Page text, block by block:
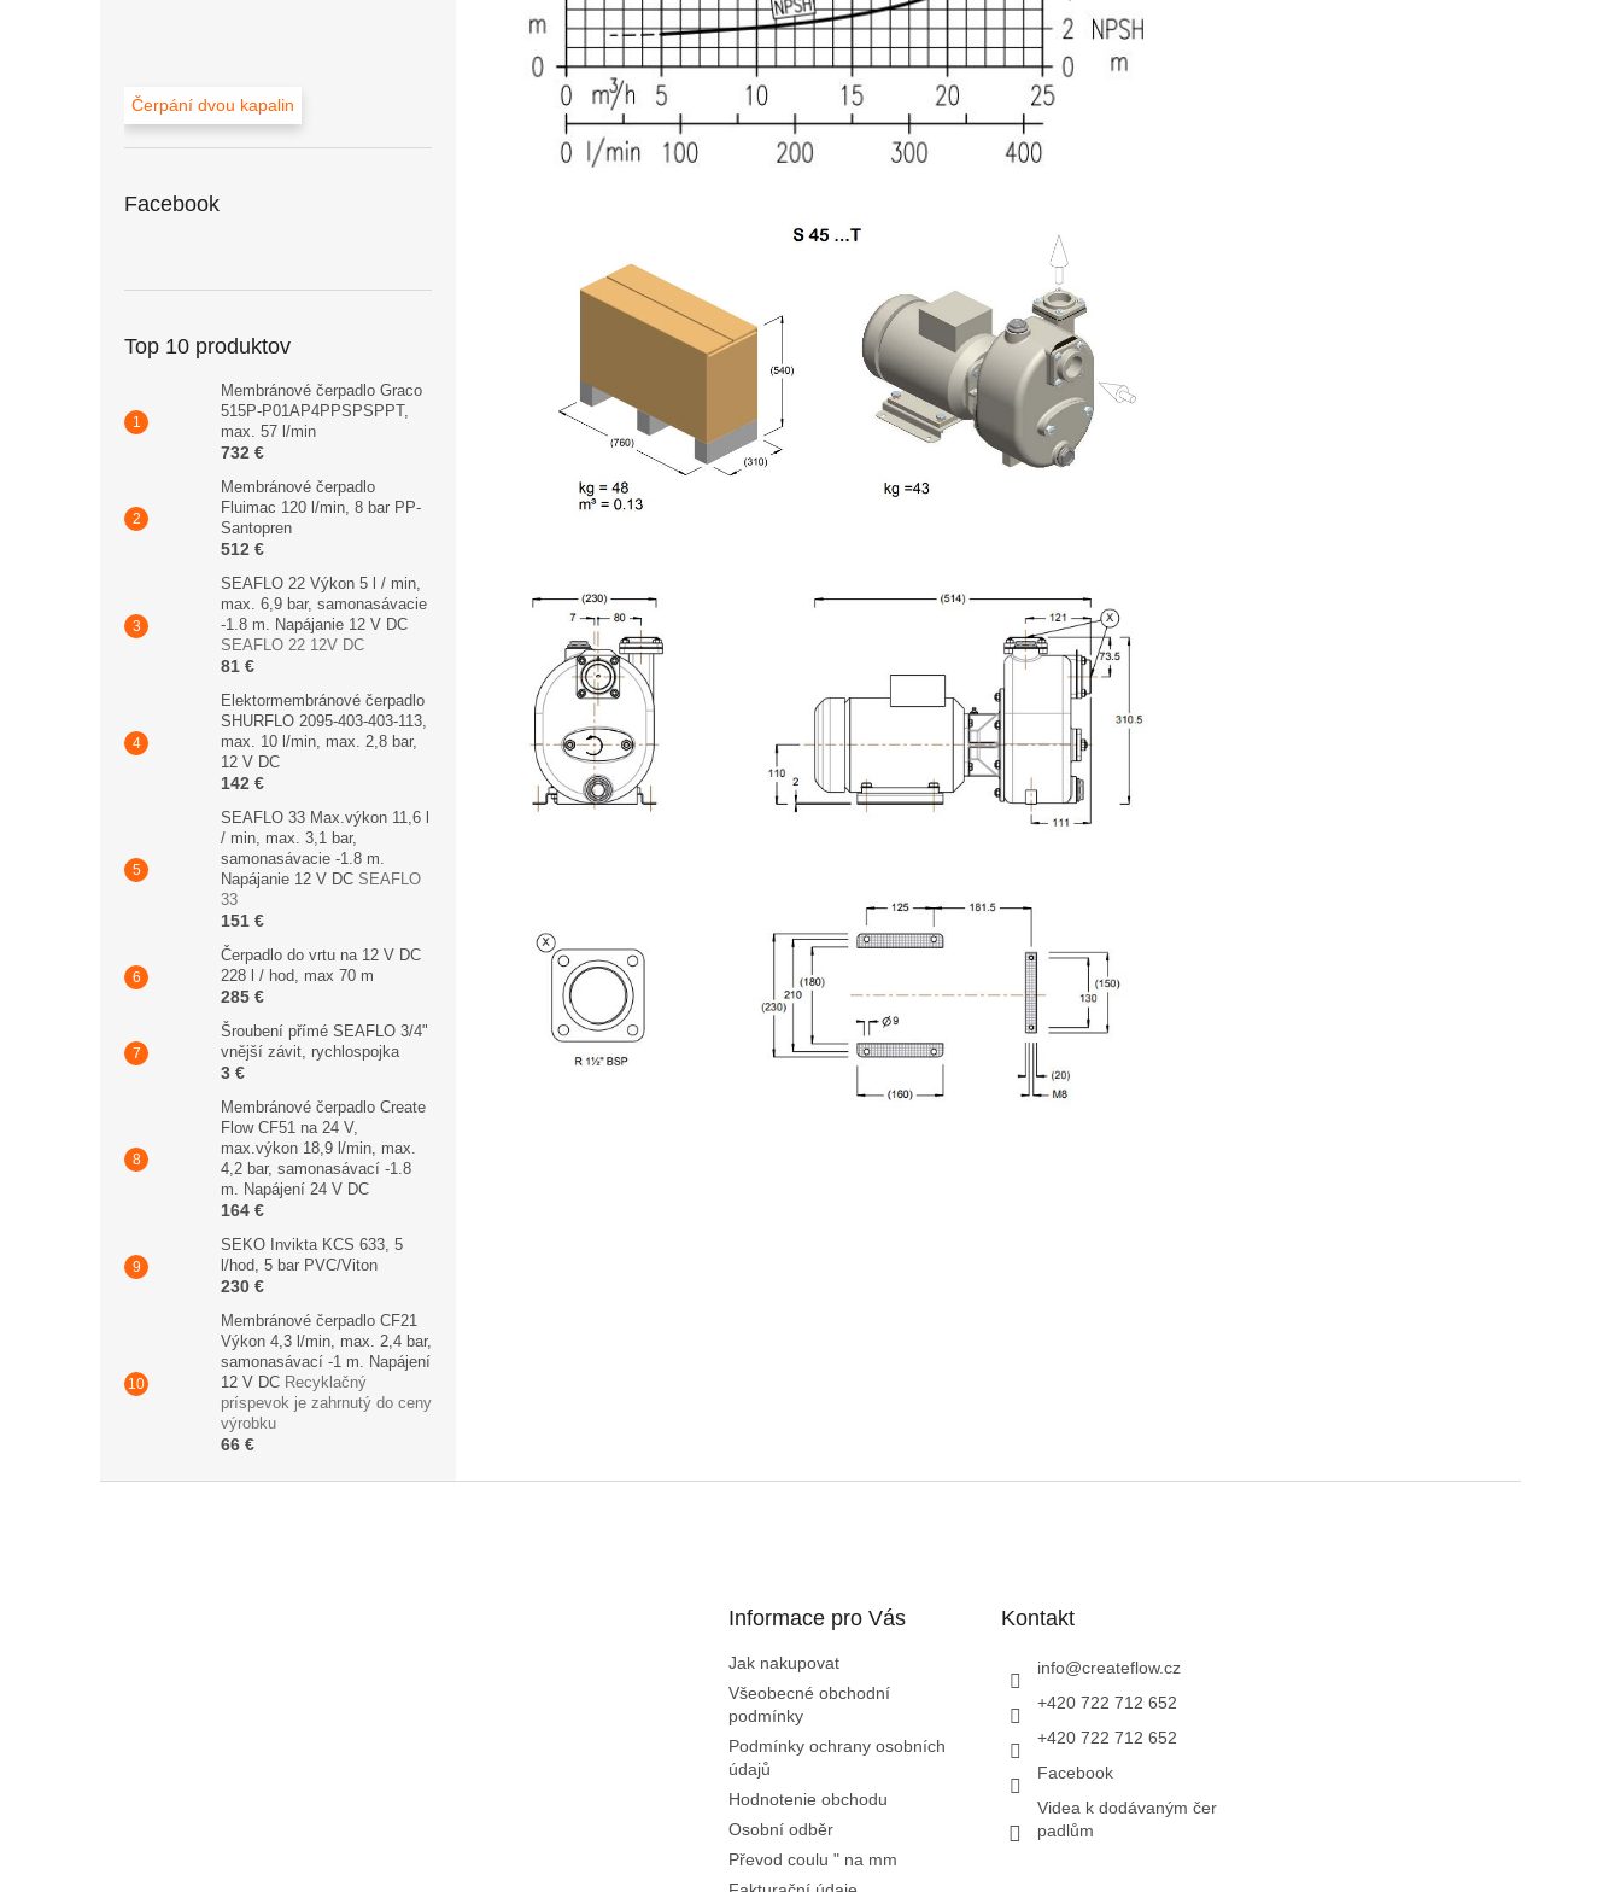
Čerpání dvou kapalin
Facebook
Top 10 produktov
Membránové čerpadlo Graco
515P-P01AP4PPSPSPPT,
max. 57 l/min
732 €
Membránové čerpadlo
Fluimac 120 l/min, 8 bar PP-
Santopren
512 €
SEAFLO 22 Výkon 5 l / min,
max. 6,9 bar, samonasávacie
-1.8 m. Napájanie 12 V DC
SEAFLO 22 12V DC
81 €
Elektormembránové čerpadlo
SHURFLO 2095-403-403-113,
max. 10 l/min, max. 2,8 bar,
12 V DC
142 €
SEAFLO 33 Max.výkon 11,6 l
/ min, max. 3,1 bar,
samonasávacie -1.8 m.
Napájanie 12 V DC SEAFLO
33
151 €
Čerpadlo do vrtu na 12 V DC
228 l / hod, max 70 m
285 €
Šroubení přímé SEAFLO 3/4"
vnější závit, rychlospojka
3 €
Membránové čerpadlo Create
Flow CF51 na 24 V,
max.výkon 18,9 l/min, max.
4,2 bar, samonasávací -1.8
m. Napájení 24 V DC
164 €
SEKO Invikta KCS 633, 5
l/hod, 5 bar PVC/Viton
230 €
Membránové čerpadlo CF21
Výkon 4,3 l/min, max. 2,4 bar,
samonasávací -1 m. Napájení
12 V DC Recyklačný
príspevok je zahrnutý do ceny
výrobku
66 €
Informace pro Vás
Jak nakupovat
Všeobecné obchodní
podmínky
Podmínky ochrany osobních
údajů
Hodnotenie obchodu
Osobní odběr
Převod coulu " na mm
Kontakt
info@createflow.cz
+420 722 712 652
+420 722 712 652
Facebook
Videa k dodávaným čer
padlům